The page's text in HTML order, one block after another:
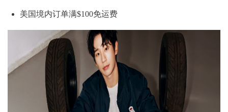
美国境内订单满$100免运费